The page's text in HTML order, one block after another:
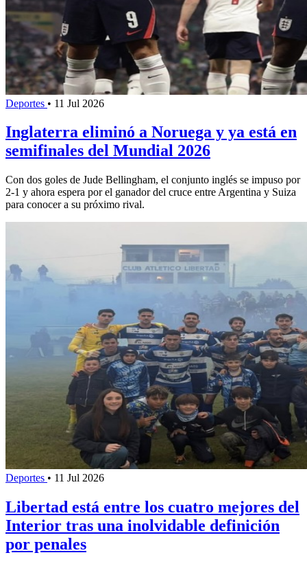
Deportes • 11 Jul 2026
Inglaterra eliminó a Noruega y ya está en
semifinales del Mundial 2026
Con dos goles de Jude Bellingham, el conjunto inglés se impuso por
2-1 y ahora espera por el ganador del cruce entre Argentina y Suiza
para conocer a su próximo rival.
Deportes • 11 Jul 2026
Libertad está entre los cuatro mejores del
Interior tras una inolvidable definición
por penales